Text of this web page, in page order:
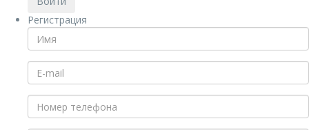
Регистрация